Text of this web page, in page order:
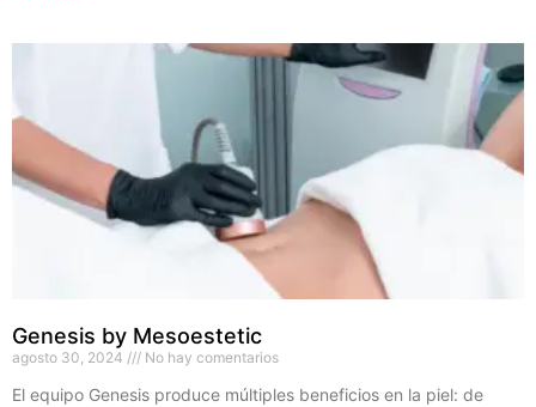
Genesis by Mesoestetic
agosto 30, 2024 No hay comentarios
El equipo Genesis produce múltiples beneficios en la piel: de